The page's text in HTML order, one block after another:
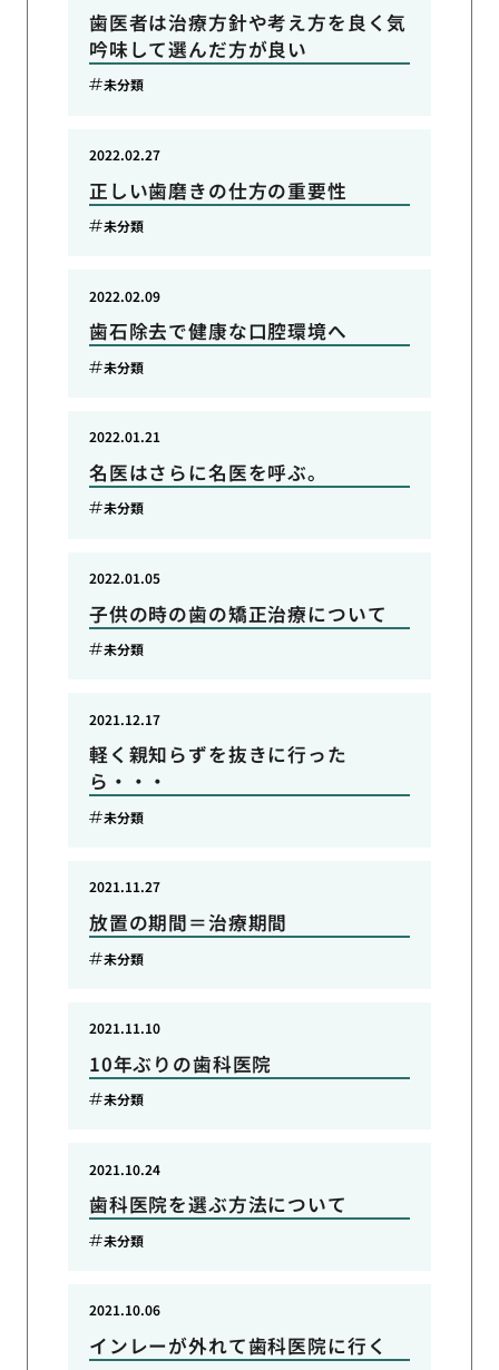
歯医者は治療方針や考え方を良く気
吟味して選んだ方が良い
未分類
正しい歯磨きの仕方の重要性
2022.02.27
未分類
歯石除去で健康な口腔環境へ
2022.02.09
未分類
名医はさらに名医を呼ぶ。
2022.01.21
未分類
子供の時の歯の矯正治療について
2022.01.05
未分類
軽く親知らずを抜きに行った
ら・・・
2021.12.17
未分類
放置の期間＝治療期間
2021.11.27
未分類
10年ぶりの歯科医院
2021.11.10
未分類
歯科医院を選ぶ方法について
2021.10.24
未分類
インレーが外れて歯科医院に行く
2021.10.06